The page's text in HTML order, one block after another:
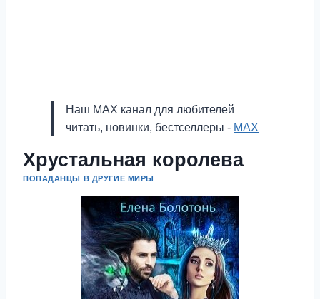
Наш MAX канал для любителей
читать, новинки, бестселлеры - MAX
Хрустальная королева
ПОПАДАНЦЫ В ДРУГИЕ МИРЫ